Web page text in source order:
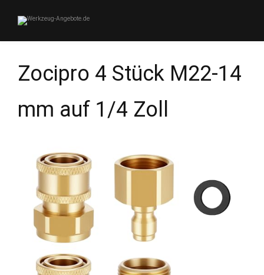
Zocipro 4 Stück M22-14
mm auf 1/4 Zoll